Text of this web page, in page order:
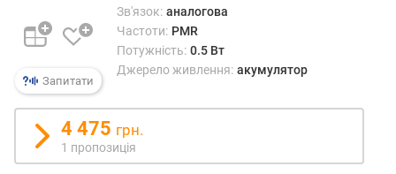
і
о
р
о
г
и
Запитати
Зв'язок: аналогова
Частоти: PMR
Потужність: 0.5 Вт
Джерело живлення: акумулятор
4 475 грн.
1 пропозиція